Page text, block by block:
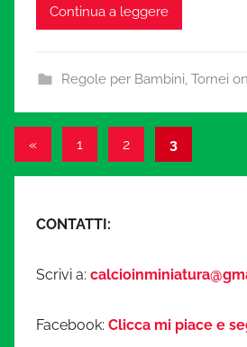
Continua a leggere
Regole per Bambini, Tornei
Navigazione
articoli
«Articolo1 2 3
CONTATTI:
Scrivi a:
Facebook: Clicca mi piace e